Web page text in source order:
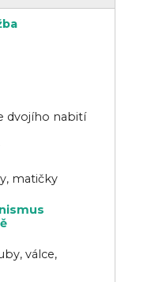
dvojího nabití
matičky
válce,